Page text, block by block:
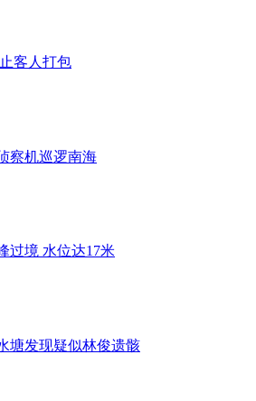
客人打包
察机巡逻南海
过境 水位达17米
塘发现疑似林俊遗骸